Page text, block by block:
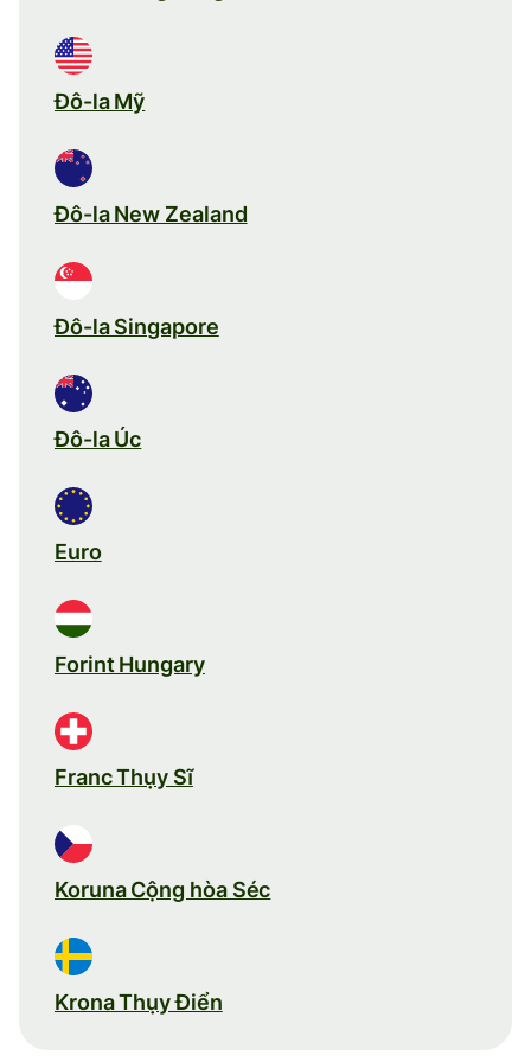
Đô-la Mỹ
Đô-la New Zealand
Đô-la Singapore
Đô-la Úc
Euro
Forint Hungary
Franc Thụy Sĩ
Koruna Cộng hòa Séc
Krona Thụy Điển